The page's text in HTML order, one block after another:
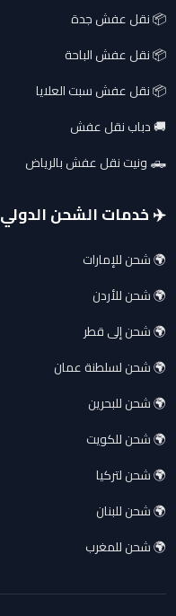
📦 نقل عفش جدة
📦 نقل عفش الباحة
📦 نقل عفش سبت العلايا
🚚 دباب نقل عفش
🛻 ونيت نقل عفش بالرياض
✈️ خدمات الشحن الدولي
🌍 شحن للإمارات
🌍 شحن للأردن
🌍 شحن إلى قطر
🌍 شحن لسلطنة عمان
🌍 شحن للبحرين
🌍 شحن للكويت
🌍 شحن لتركيا
🌍 شحن للبنان
🌍 شحن للمغرب